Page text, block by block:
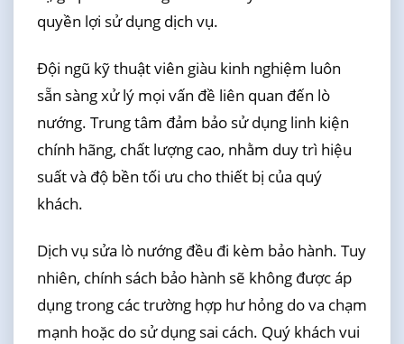
quyền lợi sử dụng dịch vụ.
Đội ngũ kỹ thuật viên giàu kinh nghiệm luôn
sẵn sàng xử lý mọi vấn đề liên quan đến lò
nướng. Trung tâm đảm bảo sử dụng linh kiện
chính hãng, chất lượng cao, nhằm duy trì hiệu
suất và độ bền tối ưu cho thiết bị của quý
khách.
Dịch vụ sửa lò nướng đều đi kèm bảo hành. Tuy
nhiên, chính sách bảo hành sẽ không được áp
dụng trong các trường hợp hư hỏng do va chạm
mạnh hoặc do sử dụng sai cách. Quý khách vui